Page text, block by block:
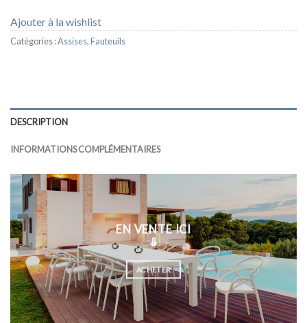
Ajouter à la wishlist
Catégories :Assises,Fauteuils
DESCRIPTION
INFORMATIONS COMPLÉMENTAIRES
EN VENTE ICI
⇩
ACHETER